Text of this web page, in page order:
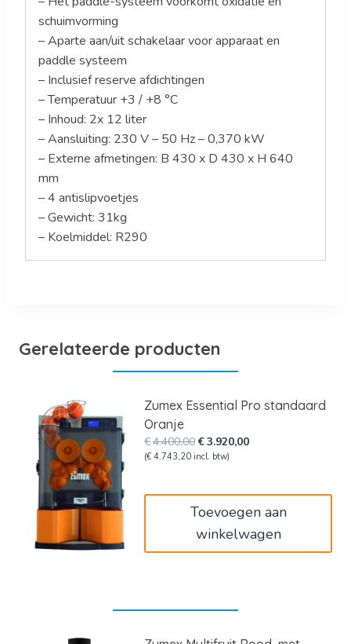
schuimvorming
– Aparte aan/uit schakelaar voor apparaat en
paddle systeem
– Inclusief reserve afdichtingen
– Temperatuur +3 / +8 °C
– Inhoud: 2x 12 liter
– Aansluiting: 230 V – 50 Hz – 0,370 kW
– Externe afmetingen: B 430 x D 430 x H 640
mm
– 4 antislipvoetjes
– Gewicht: 31kg
– Koelmiddel: R290
Gerelateerde producten
Zumex Essential Pro standaard
Oranje
€4.400,00Oorspronkelijke
prijs
€3.920,00Huidige
(€ 4.743,20 incl. btw)
Toevoegen aan
winkelwagen